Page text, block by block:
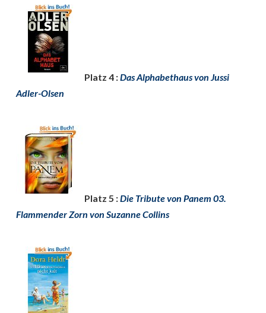
Platz 4 :Das Alphabethaus von Jussi
Adler-Olsen
Platz 5 :Die Tribute von Panem 03.
Flammender Zorn von Suzanne Collins